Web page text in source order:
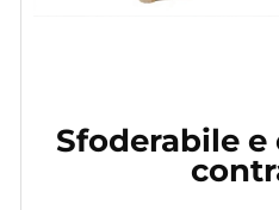
Sfoderabile